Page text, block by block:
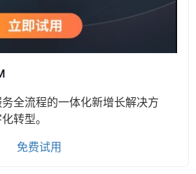
全流程的一体化新增长解决方
转型。
免费试用